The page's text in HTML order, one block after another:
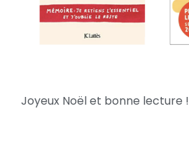
Joyeux Noël et bonne lecture !